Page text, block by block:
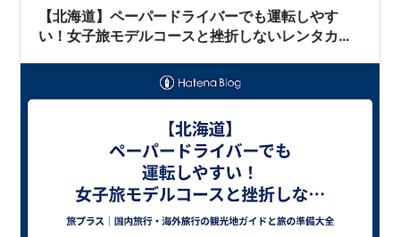
【北海道】ペーパードライバーでも運転しやす
い！女子旅モデルコースと挫折しないレンタカー